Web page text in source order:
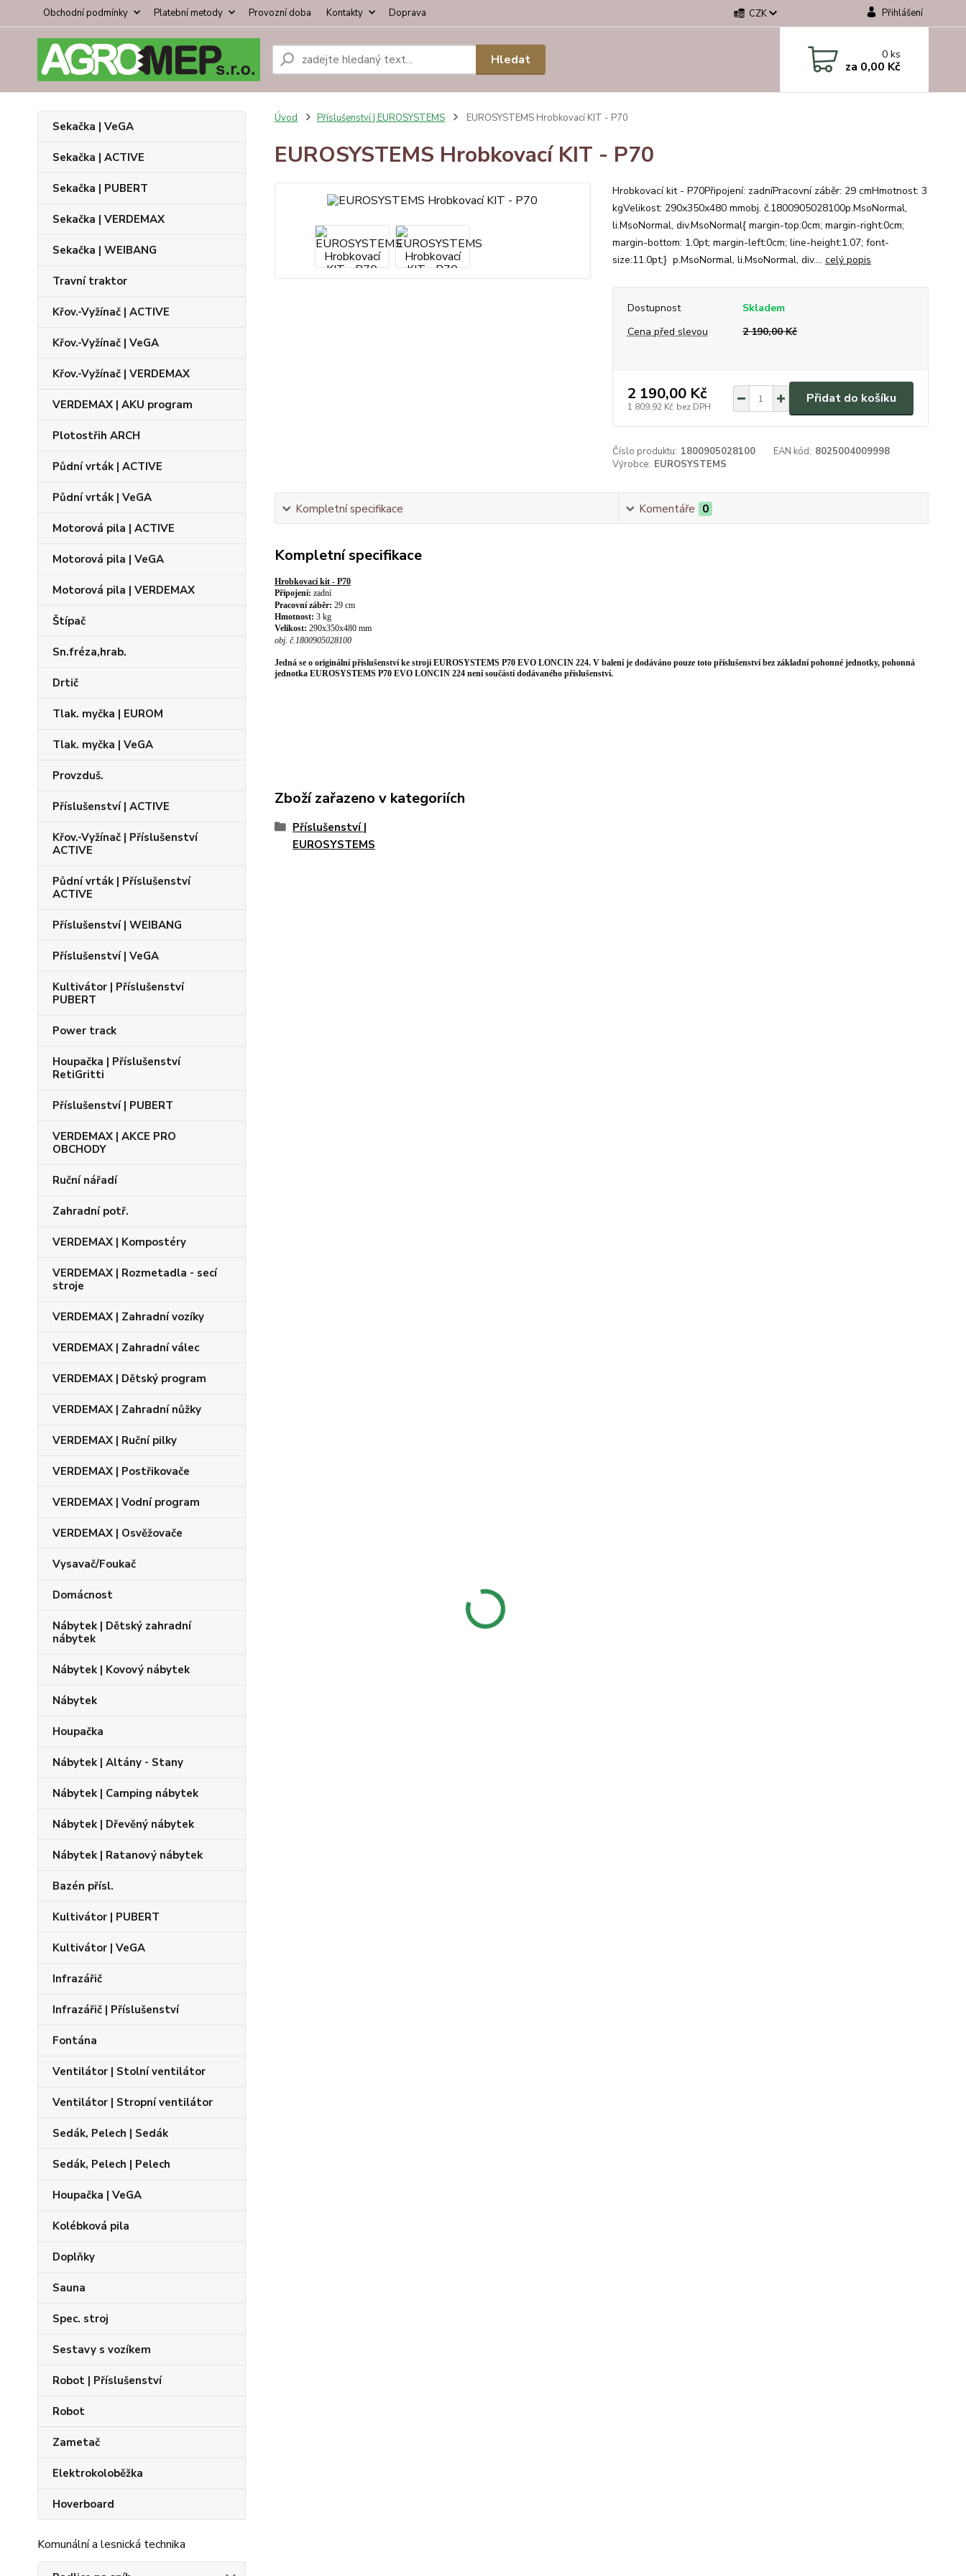
Obchodní podmínky Platební metody Provozní doba Kontakty Doprava CZK Přihlášení
Hledat 0ks
za 0,00 Kč
Sekačka | VeGA
Sekačka | ACTIVE
Sekačka | PUBERT
Sekačka | VERDEMAX
Sekačka | WEIBANG
Travní traktor
Křov.-Vyžínač | ACTIVE
Křov.-Vyžínač | VeGA
Křov.-Vyžínač | VERDEMAX
VERDEMAX | AKU program
Plotostřih ARCH
Půdní vrták | ACTIVE
Půdní vrták | VeGA
Motorová pila | ACTIVE
Motorová pila | VeGA
Motorová pila | VERDEMAX
Štípač
Sn.fréza,hrab.
Drtič
Tlak. myčka | EUROM
Tlak. myčka | VeGA
Provzduš.
Příslušenství | ACTIVE
Křov.-Vyžínač | Příslušenství
ACTIVE
Půdní vrták | Příslušenství
ACTIVE
Příslušenství | WEIBANG
Příslušenství | VeGA
Kultivátor | Příslušenství
PUBERT
Power track
Houpačka | Příslušenství
RetiGritti
Příslušenství | PUBERT
VERDEMAX | AKCE PRO
OBCHODY
Ruční nářadí
Zahradní potř.
VERDEMAX | Kompostéry
VERDEMAX | Rozmetadla - secí
stroje
VERDEMAX | Zahradní vozíky
VERDEMAX | Zahradní válec
VERDEMAX | Dětský program
VERDEMAX | Zahradní nůžky
VERDEMAX | Ruční pilky
VERDEMAX | Postřikovače
VERDEMAX | Vodní program
VERDEMAX | Osvěžovače
Vysavač/Foukač
Domácnost
Nábytek | Dětský zahradní
nábytek
Nábytek | Kovový nábytek
Nábytek
Houpačka
Nábytek | Altány - Stany
Nábytek | Camping nábytek
Nábytek | Dřevěný nábytek
Nábytek | Ratanový nábytek
Bazén přísl.
Kultivátor | PUBERT
Kultivátor | VeGA
Infrazářič
Infrazářič | Příslušenství
Fontána
Ventilátor | Stolní ventilátor
Ventilátor | Stropní ventilátor
Sedák, Pelech | Sedák
Sedák, Pelech | Pelech
Houpačka | VeGA
Kolébková pila
Doplňky
Sauna
Spec. stroj
Sestavy s vozíkem
Robot | Příslušenství
Robot
Zametač
Elektrokoloběžka
Hoverboard
Komunální a lesnická technika
Úvod Příslušenství | EUROSYSTEMS EUROSYSTEMS Hrobkovací KIT - P70
EUROSYSTEMS Hrobkovací KIT - P70
Hrobkovací kit - P70Připojení: zadníPracovní záběr: 29 cmHmotnost: 3
kgVelikost: 290x350x480 mmobj. č.1800905028100p.MsoNormal,
li.MsoNormal, div.MsoNormal{ margin-top:0cm; margin-right:0cm;
margin-bottom: 1.0pt; margin-left:0cm; line-height:1.07; font-
size:11.0pt;} p.MsoNormal, li.MsoNormal, div.... celý popis
Dostupnost
Skladem
Cena před slevou
2 190,00 Kč
2 190,00 Kč
1 809,92 Kč bez DPH
Přidat do košíku
Číslo produktu: 1800905028100 EAN kód: 8025004009998
Výrobce: EUROSYSTEMS
Kompletní specifikace Komentáře 0
Kompletní specifikace
Hrobkovací kit - P70
Připojení: zadní
Pracovní záběr: 29 cm
Hmotnost: 3 kg
Velikost: 290x350x480 mm
obj. č.1800905028100
Jedná se o originální příslušenství ke stroji EUROSYSTEMS P70 EVO LONCIN 224. V balení je dodáváno pouze toto příslušenství bez základní pohonné jednotky, pohonná
jednotka EUROSYSTEMS P70 EVO LONCIN 224 není součástí dodávaného příslušenství.
Zboží zařazeno v kategoriích
Příslušenství |
EUROSYSTEMS